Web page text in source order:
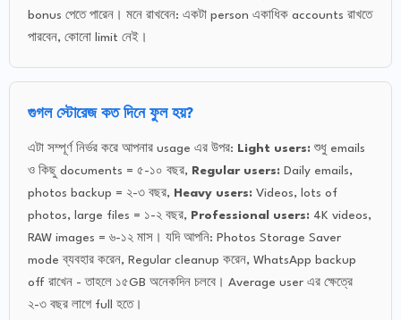
bonus পেতে পারেন। মনে রাখবেন: একটা person একাধিক accounts রাখতে
পারবেন, কোনো limit নেই।
গুগল স্টোরেজ কত দিনে ফুল হয়?
এটা সম্পূর্ণ নির্ভর করে আপনার usage এর উপর: Light users: শুধু emails
ও কিছু documents = ৫-১০ বছর, Regular users: Daily emails,
photos backup = ২-৩ বছর, Heavy users: Videos, lots of
photos, large files = ১-২ বছর, Professional users: 4K videos,
RAW images = ৬-১২ মাস। যদি আপনি: Photos Storage Saver
mode ব্যবহার করেন, Regular cleanup করেন, WhatsApp backup
off রাখেন - তাহলে ১৫GB অনেকদিন চলবে। Average user এর ক্ষেত্রে
২-৩ বছর লাগে full হতে।